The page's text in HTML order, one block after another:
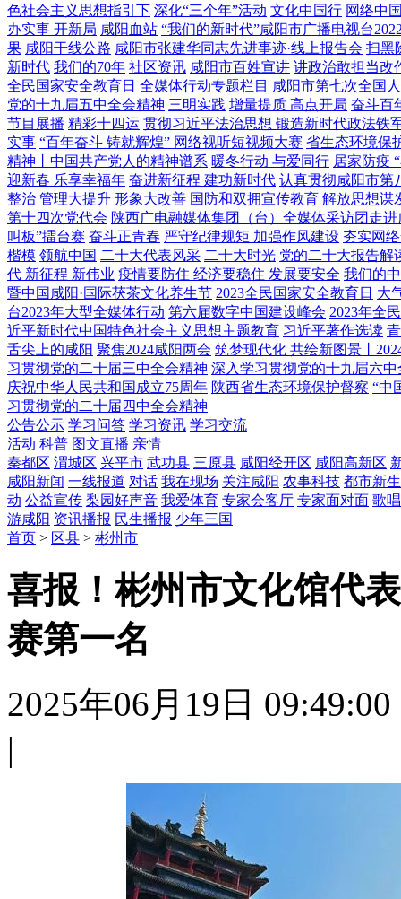
色社会主义思想指引下 深化“三个年”活动 文化中国行 网络中
办实事 开新局 咸阳血站 “我们的新时代”咸阳市广播电视台
果 咸阳干线公路 咸阳市张建华同志先进事迹·线上报告会 扫黑
新时代 我们的70年 社区资讯 咸阳市百姓宣讲 讲政治敢担当改
全民国家安全教育日 全媒体行动专题栏目 咸阳市第七次全国
党的十九届五中全会精神 三明实践 增量提质 高点开局 奋斗百
节目展播 精彩十四运 贯彻习近平法治思想 锻造新时代政法铁
实事 “百年奋斗 铸就辉煌” 网络视听短视频大赛 省生态环境保
精神丨中国共产党人的精神谱系 暖冬行动 与爱同行 居家防疫
迎新春 乐享幸福年 奋进新征程 建功新时代 认真贯彻咸阳市第
整治 管理大提升 形象大改善 国防和双拥宣传教育 解放思想谋
第十四次党代会 陕西广电融媒体集团（台）全媒体采访团走进
叫板”擂台赛 奋斗正青春 严守纪律规矩 加强作风建设 夯实网
楷模 领航中国 二十大代表风采 二十大时光 党的二十大报告解
代 新征程 新伟业 疫情要防住 经济要稳住 发展要安全 我们的
暨中国咸阳·国际茯茶文化养生节 2023全民国家安全教育日 大
台2023年大型全媒体行动 第六届数字中国建设峰会 2023年全
近平新时代中国特色社会主义思想主题教育 习近平著作选读
舌尖上的咸阳 聚焦2024咸阳两会 筑梦现代化 共绘新图景丨
习贯彻党的二十届三中全会精神 深入学习贯彻党的十九届六中
庆祝中华人民共和国成立75周年 陕西省生态环境保护督察 “中
习贯彻党的二十届四中全会精神
公告公示 学习问答 学习资讯 学习交流
活动 科普 图文直播 亲情
秦都区 渭城区 兴平市 武功县 三原县 咸阳经开区 咸阳高新区
咸阳新闻 一线报道 对话 我在现场 关注咸阳 农事科技 都市新
动 公益宣传 梨园好声音 我爱体育 专家会客厅 专家面对面 歌
游咸阳 资讯播报 民生播报 少年三国
首页 > 区县 > 彬州市
喜报！彬州市文化馆代
赛第一名
2025年06月19日 09:49:00
|